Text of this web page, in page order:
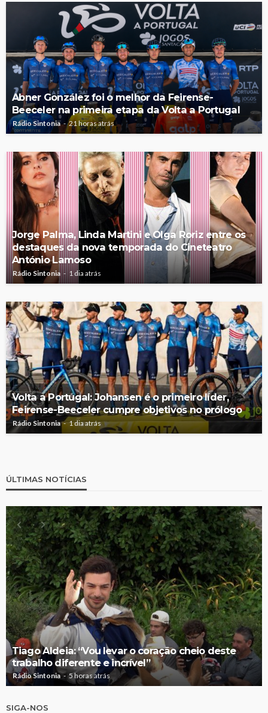
Abner González foi o melhor da Feirense-
Beeceler na primeira etapa da Volta a Portugal
Rádio Sintonia 21 horas atrás
Jorge Palma, Linda Martini e Olga Roriz entre os
destaques da nova temporada do Cineteatro
António Lamoso
Rádio Sintonia 1 dia atrás
Volta a Portugal: Johansen é o primeiro líder,
Feirense-Beeceler cumpre objetivos no prólogo
Rádio Sintonia 1 dia atrás
ÚLTIMAS NOTÍCIAS
Tiago Aldeia: “Vou levar o coração cheio deste
trabalho diferente e incrível”
Rádio Sintonia 5 horas atrás
SIGA-NOS